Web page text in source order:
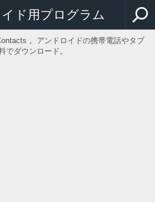
ド用プログラム
。アンドロイドの携帯電話やタブ
でダウンロード。